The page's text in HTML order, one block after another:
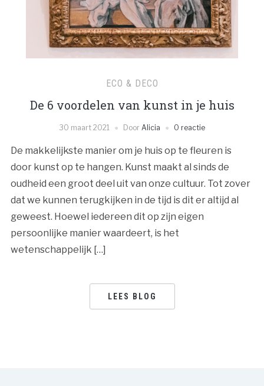
ECO & DECO
De 6 voordelen van kunst in je huis
30 maart 2021 Door Alicia 0 reactie
De makkelijkste manier om je huis op te fleuren is
door kunst op te hangen. Kunst maakt al sinds de
oudheid een groot deel uit van onze cultuur. Tot zover
dat we kunnen terugkijken in de tijd is dit er altijd al
geweest. Hoewel iedereen dit op zijn eigen
persoonlijke manier waardeert, is het
wetenschappelijk […]
LEES BLOG